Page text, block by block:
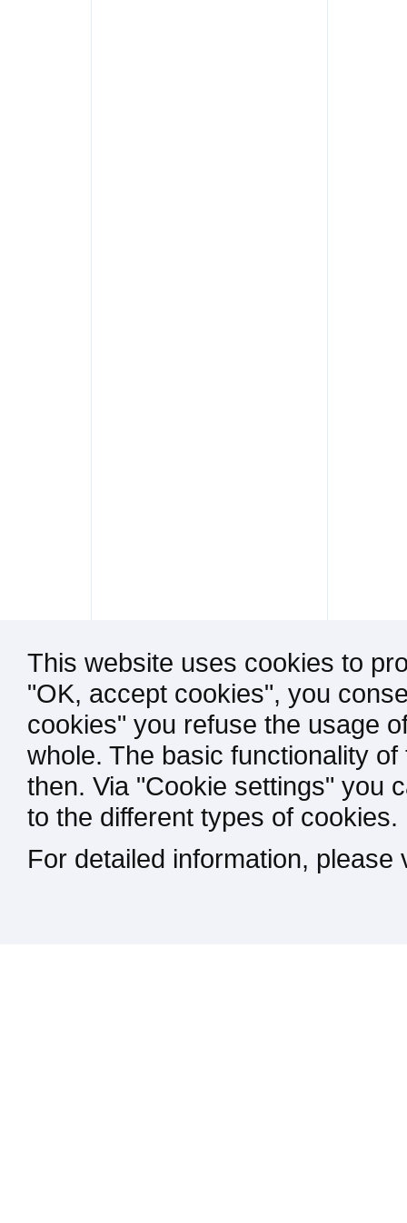
This website uses cookies to
"OK, accept cookies", you
cookies" you refuse the usage
whole. The basic functionality
then. Via "Cookie settings" you
to the different types of cookies.
For detailed information,